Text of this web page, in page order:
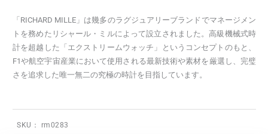
「RICHARD MILLE」は幾多のラグジュアリーブランドでマネージメン
トを務めたリシャール・ミルによって設立されました。高級機械式時
計を超越した「エクストリームウォッチ」というコンセプトのもと、
F1や航空宇宙産業において使用される最新技術や素材を厳選し、完璧
さを追求した唯一無二の究極の時計を目指しています。
SKU： rm0283